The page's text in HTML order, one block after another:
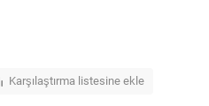
Karşılaştırma listesine ekle